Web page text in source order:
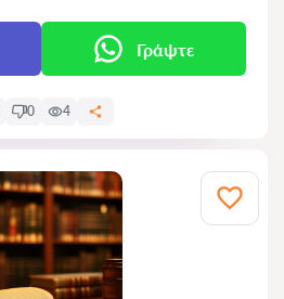
Γράψτε
0 4